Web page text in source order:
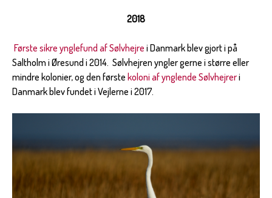
2018
Første sikre ynglefund af Sølvhejre i Danmark blev gjort i på
Saltholm i Øresund i 2014. Sølvhejren yngler gerne i større eller
mindre kolonier, og den første koloni af ynglende Sølvhejreri
Danmark blev fundet i Vejlerne i 2017.